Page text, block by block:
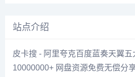
站点介绍
皮卡搜 - 阿里夸克百度蓝奏天翼五
10000000+ 网盘资源免费无偿分